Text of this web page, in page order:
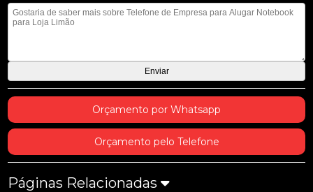
Orçamento por Whatsapp
Orçamento pelo Telefone
Páginas Relacionadas